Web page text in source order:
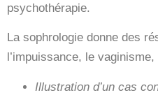
psychothérapie.
La sophrologie donne des
l’impuissance, le
Illustration d’un cas